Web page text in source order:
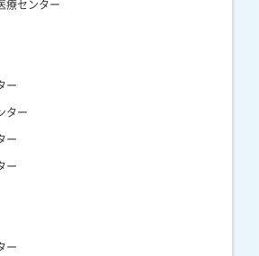
療センター
ー
ター
ー
ー
ー